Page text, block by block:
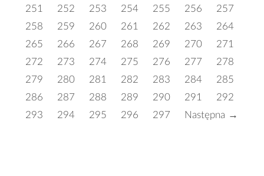
251
252 253 254 255 256
257
258
259 260 261 262 263
264
265
266 267 268 269 270
271
272
273 274 275 276 277
278
279
280 281 282 283 284
285
286
287 288 289 290 291
292
293
294 295 296 297 Następna →